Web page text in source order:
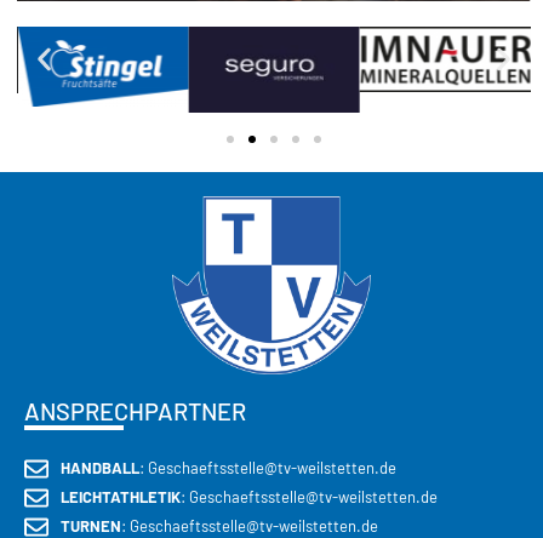
ANSPRECHPARTNER
HANDBALL: Geschaeftsstelle@tv-weilstetten.de
LEICHTATHLETIK: Geschaeftsstelle@tv-weilstetten.de
TURNEN: Geschaeftsstelle@tv-weilstetten.de